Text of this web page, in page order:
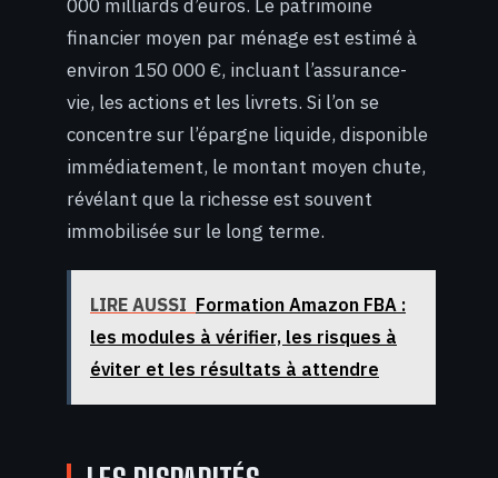
000 milliards d’euros. Le patrimoine
financier moyen par ménage est estimé à
environ 150 000 €, incluant l’assurance-
vie, les actions et les livrets. Si l’on se
concentre sur l’épargne liquide, disponible
immédiatement, le montant moyen chute,
révélant que la richesse est souvent
immobilisée sur le long terme.
LIRE AUSSI Formation Amazon FBA :
les modules à vérifier, les risques à
éviter et les résultats à attendre